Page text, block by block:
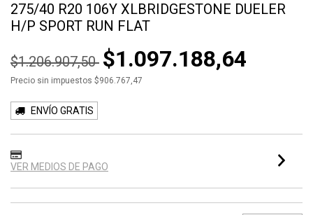
275/40 R20 106Y XLBRIDGESTONE DUELER
H/P SPORT RUN FLAT
$1.206.907,50 $1.097.188,64
Precio sin impuestos $906.767,47
ENVÍO GRATIS
VER MEDIOS DE PAGO